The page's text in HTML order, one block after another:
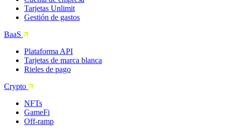
Tarjetas Unlimit
Gestión de gastos
BaaS
Plataforma API
Tarjetas de marca blanca
Rieles de pago
Crypto
NFTs
GameFi
Off-ramp